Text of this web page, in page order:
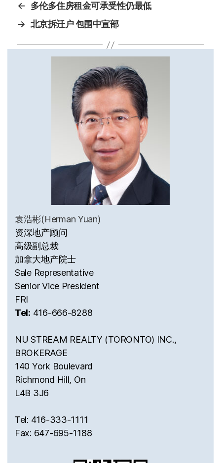
←
多伦多住房租金可承受性仍最低
→ 北京拆迁户 包围中宣部
袁浩彬(Herman Yuan)
资深地产顾问
高级副总裁
加拿大地产院士
Sale Representative
Senior Vice President
FRI
Tel: 416-666-8288
NU STREAM REALTY (TORONTO) INC.,
BROKERAGE
140 York Boulevard
Richmond Hill, On
L4B 3J6
Tel: 416-333-1111
Fax: 647-695-1188